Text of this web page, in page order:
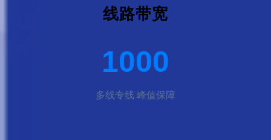
线路带宽
1000
多线专线 峰值保障